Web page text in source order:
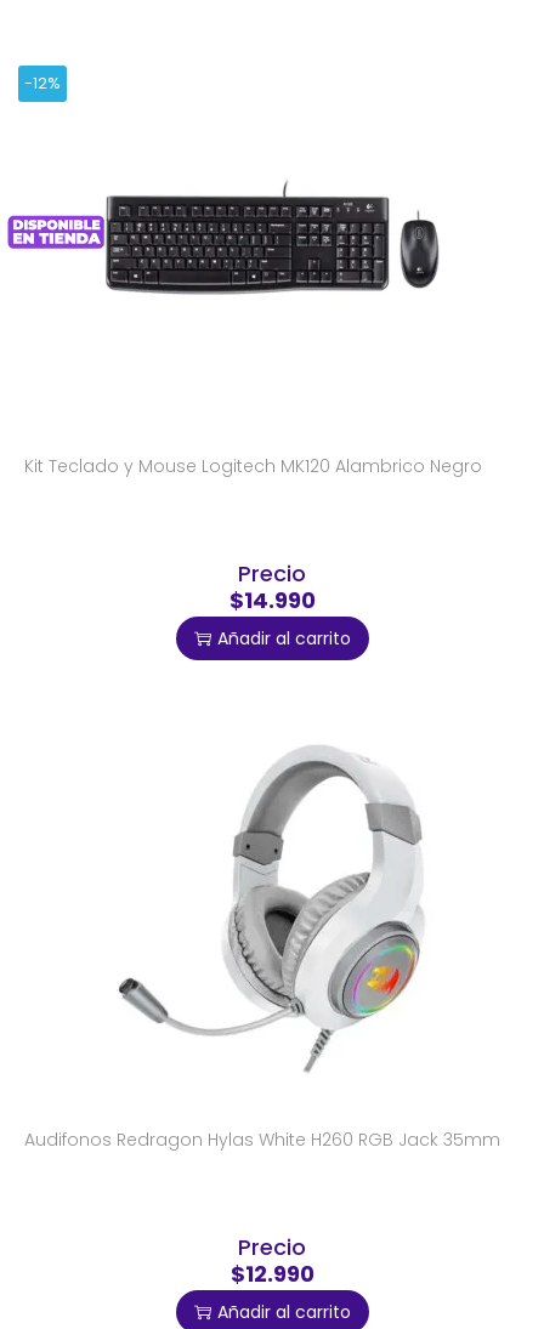
-12%
Kit Teclado y Mouse Logitech MK120 Alambrico Negro
Precio
$14.990
Añadir al carrito
Audifonos Redragon Hylas White H260 RGB Jack 35mm
Precio
$12.990
Añadir al carrito